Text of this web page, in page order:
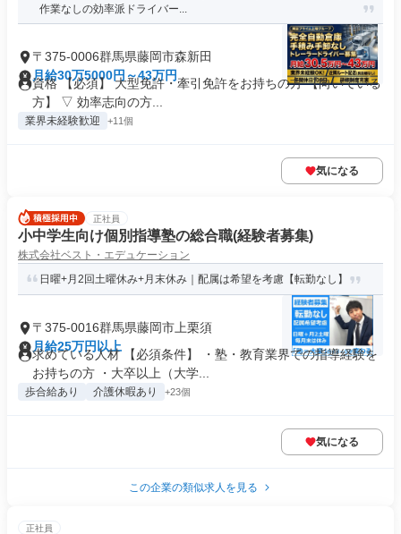
作業なしの効率派ドライバー...
〒375-0006群馬県藤岡市森新田
月給30万5000円～43万円
資格 【必須】 大型免許・牽引免許をお持ちの方 【向いている
方】 ▽ 効率志向の方...
業界未経験歓迎 +11個
気になる
正社員
小中学生向け個別指導塾の総合職(経験者募集)
株式会社ベスト・エデュケーション
日曜+月2回土曜休み+月末休み｜配属は希望を考慮【転勤なし】
〒375-0016群馬県藤岡市上栗須
月給25万円以上
求めている人材 【必須条件】 ・塾・教育業界での指導経験を
お持ちの方 ・大卒以上（大学...
歩合給あり 介護休暇あり +23個
気になる
この企業の類似求人を見る
正社員